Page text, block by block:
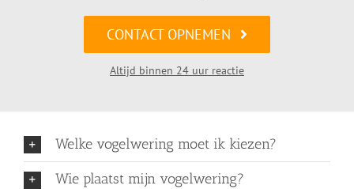
CONTACT OPNEMEN
Altijd binnen 24 uur reactie
Welke vogelwering moet ik kiezen?
Wie plaatst mijn vogelwering?